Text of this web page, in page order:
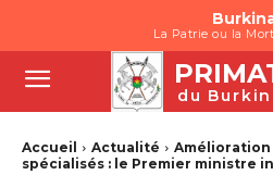
La Patrie ou la
du
Accueil Actualité
Amélioration
spécialisés : le Premier ministre